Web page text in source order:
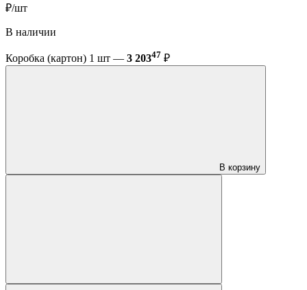
₽/шт
В наличии
Коробка (картон) 1 шт — 3 20347 ₽
В корзину